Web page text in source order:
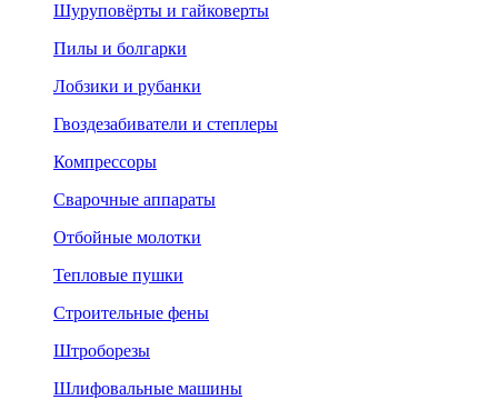
Шуруповёрты и гайковерты
Пилы и болгарки
Лобзики и рубанки
Гвоздезабиватели и степлеры
Компрессоры
Сварочные аппараты
Отбойные молотки
Тепловые пушки
Строительные фены
Штроборезы
Шлифовальные машины